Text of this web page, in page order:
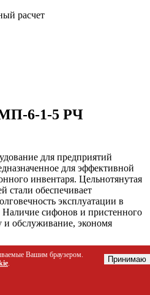
расчет
6-1-5 РЧ
для предприятий
для эффективной
инвентаря. Цельнотянутая
стали обеспечивает
эксплуатации в
Наличие сифонов и пристенного
и обслуживание, экономя
Вашим браузером.
. Принимаю